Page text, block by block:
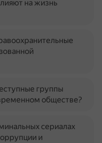
на жизнь
группы
обществе?
сериалах
и